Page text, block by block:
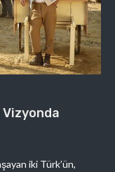
Vizyonda
iki Türk’ün,